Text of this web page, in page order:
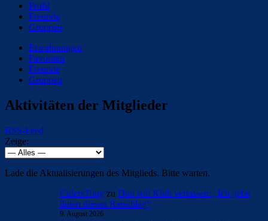
Profil
Freunde
Gruppen
Erwähnungen
Favoriten
Freunde
Gruppen
Aktivitäten der Mitglieder
RSS-Feed
Zeige:
Lade die Aktualisierungen des Mitglieds. Bitte warten.
CulersTony zu Duo soll Klub verlassen: „Ich gebe
ihnen diesen Ratschlag“
9. August 2026